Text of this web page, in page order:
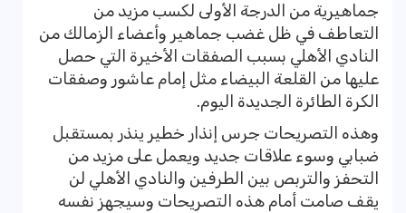
جماهيرية من الدرجة الأولى لكسب مزيد من
التعاطف في ظل غضب جماهير وأعضاء الزمالك من
النادي الأهلي بسبب الصفقات الأخيرة التي حصل
عليها من القلعة البيضاء مثل إمام عاشور وصفقات
الكرة الطائرة الجديدة اليوم.
وهذه التصريحات جرس إنذار خطير ينذر بمستقبل
ضبابي وسوء علاقات جديد ويعمل على مزيد من
التحفز والتربص بين الطرفين والنادي الأهلي لن
يقف صامت أمام هذه التصريحات وسيجهز نفسه